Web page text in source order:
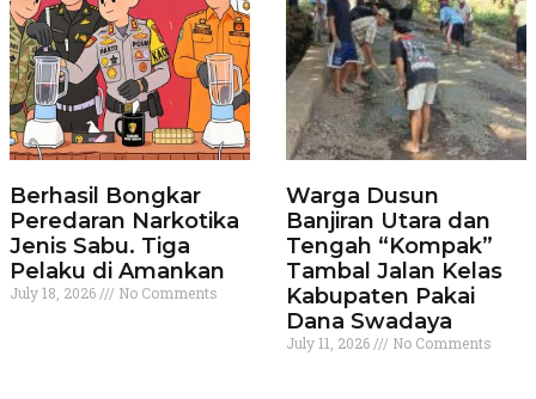
Berhasil Bongkar
Peredaran Narkotika
Jenis Sabu. Tiga
Pelaku di Amankan
July 18, 2026 No Comments
Warga Dusun
Banjiran Utara dan
Tengah “Kompak”
Tambal Jalan Kelas
Kabupaten Pakai
Dana Swadaya
July 11, 2026 No Comments